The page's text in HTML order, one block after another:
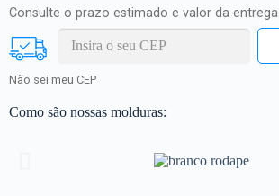
Consulte o prazo estimado e valor da entrega
Não sei meu CEP
Como são nossas molduras: